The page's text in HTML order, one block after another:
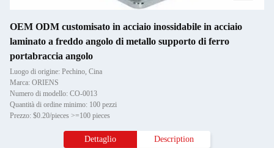
OEM ODM customisato in acciaio inossidabile in acciaio
laminato a freddo angolo di metallo supporto di ferro
portabraccia angolo
Luogo di origine: Pechino, Cina
Marca: ORIENS
Numero di modello: CO-0013
Quantità di ordine minimo: 100 pezzi
Prezzo: $0.20/pieces >=100 pieces
Dettaglio Description